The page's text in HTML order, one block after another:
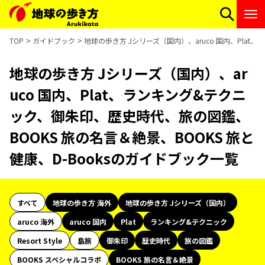
TOP ガイドブック 地球の歩き方 Jシリーズ（国内）、aruco 国内、Plat、
地球の歩き方 Jシリーズ（国内）、ar
uco 国内、Plat、ランキング&テクニ
ック、御朱印、歴史時代、旅の図鑑、
BOOKS 旅の名言＆絶景、BOOKS 旅と
健康、D-Booksのガイドブック一覧
すべて 地球の歩き方 海外
地球の歩き方 Jシリーズ（国内）
aruco 海外
aruco 国内 Plat
ランキング&テクニック
Resort Style
島旅 御朱印 歴史時代
旅の図鑑
BOOKS スペシャルコラボ
BOOKS 旅の名言＆絶景